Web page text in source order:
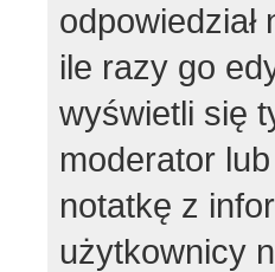
ile razy go
wyświetli się
moderator
notatkę z
użytkownicy